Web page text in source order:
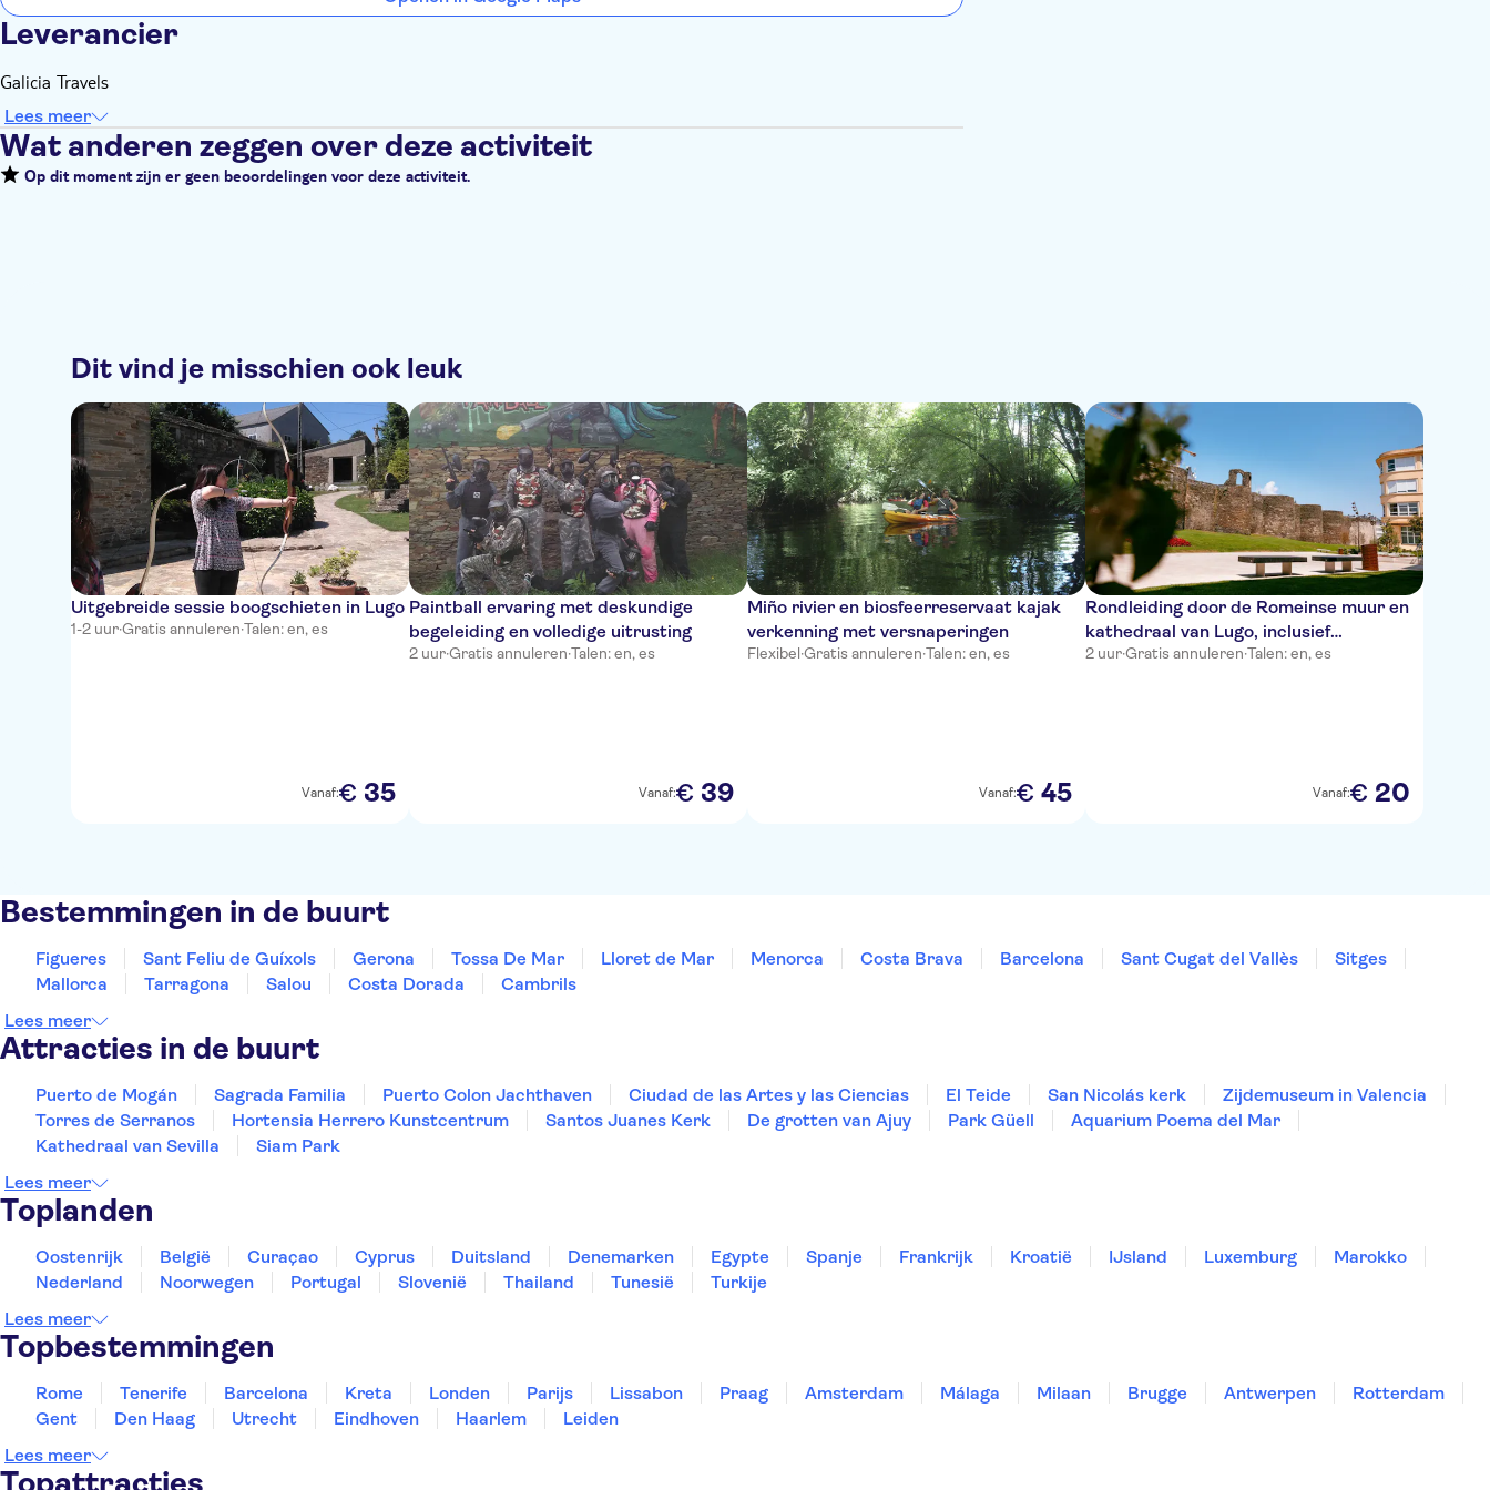
Leverancier
Galicia Travels
Lees meer
Wat anderen zeggen over deze activiteit
Op dit moment zijn er geen beoordelingen voor deze activiteit.
Dit vind je misschien ook leuk
Uitgebreide sessie boogschieten in Lugo
1-2 uur·Gratis annuleren·Talen: en, es
Vanaf:€ 35
Paintball ervaring met deskundige
begeleiding en volledige uitrusting
2 uur·Gratis annuleren·Talen: en, es
Vanaf:€ 39
Miño rivier en biosfeerreservaat kajak
verkenning met versnaperingen
Flexibel·Gratis annuleren·Talen: en, es
Vanaf:€ 45
Rondleiding door de Romeinse muur en
kathedraal van Lugo, inclusief
toegangskaarten
2 uur·Gratis annuleren·Talen: en, es
Vanaf:€ 20
Bestemmingen in de buurt
Figueres Sant Feliu de Guíxols Gerona Tossa De Mar Lloret de Mar Menorca Costa Brava Barcelona Sant Cugat del Vallès
Sitges
Mallorca
Tarragona Salou Costa Dorada
Cambrils
Lees meer
Attracties in de buurt
Puerto de Mogán Sagrada Familia Puerto Colon Jachthaven Ciudad de las Artes y las Ciencias El Teide San Nicolás kerk
Zijdemuseum in Valencia
Torres de Serranos
Hortensia Herrero Kunstcentrum Santos Juanes Kerk De grotten van Ajuy Park Güell
Aquarium Poema del Mar
Kathedraal van Sevilla
Siam Park
Lees meer
Toplanden
Oostenrijk België Curaçao Cyprus Duitsland Denemarken Egypte Spanje Frankrijk Kroatië IJsland Luxemburg
Marokko
Nederland
Noorwegen Portugal Slovenië Thailand Tunesië
Turkije
Lees meer
Topbestemmingen
Rome Tenerife Barcelona Kreta Londen Parijs Lissabon Praag Amsterdam Málaga Milaan Brugge Antwerpen
Rotterdam
Gent
Den Haag Utrecht Eindhoven Haarlem
Leiden
Lees meer